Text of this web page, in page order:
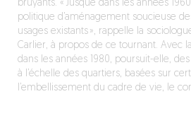
bruyants. « Jusque dans les années
politique d’aménagement soucieuse
usages existants », rappelle la
Carlier, à propos de ce tournant. Avec
dans les années 1980, poursuit-elle,
à l’échelle des quartiers, basées sur
l’embellissement du cadre de vie, le